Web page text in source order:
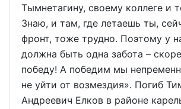
Тымнетагину, своему коллеге и
Знаю, и там, где летаешь ты,
фронт, тоже трудно. Поэтому у
должна быть одна забота –
победу! А победим мы
не уйти от возмездия». Погиб
Андреевич Елков в районе